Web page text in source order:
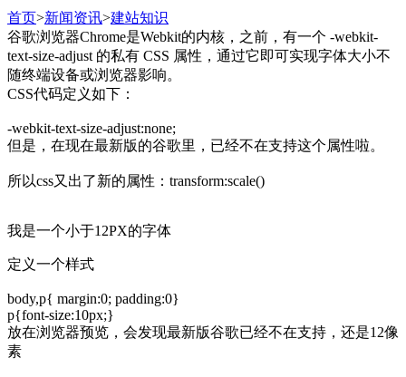
首页>新闻资讯>建站知识
谷歌浏览器Chrome是Webkit的内核，之前，有一个 -webkit-
text-size-adjust 的私有 CSS 属性，通过它即可实现字体大小不
随终端设备或浏览器影响。
CSS代码定义如下：
-webkit-text-size-adjust:none;
但是，在现在最新版的谷歌里，已经不在支持这个属性啦。
所以css又出了新的属性：transform:scale()
我是一个小于12PX的字体
定义一个样式
body,p{ margin:0; padding:0}
p{font-size:10px;}
放在浏览器预览，会发现最新版谷歌已经不在支持，还是12像
素